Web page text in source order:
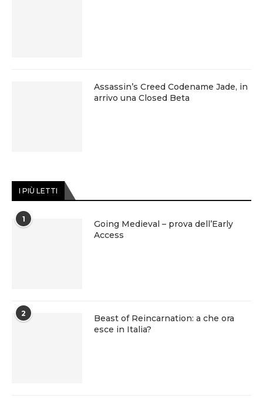
Assassin’s Creed Codename Jade, in
arrivo una Closed Beta
I PIÙ LETTI
1
Going Medieval – prova dell’Early
Access
2
Beast of Reincarnation: a che ora
esce in Italia?